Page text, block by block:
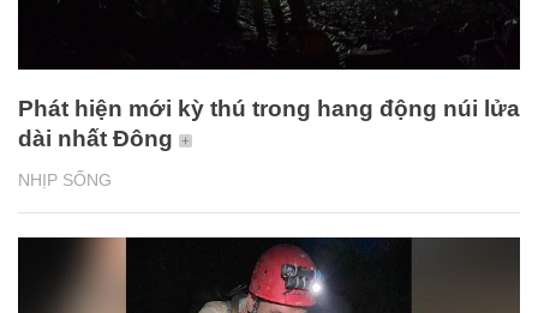
NHỊP SỐNG
Phát hiện mới kỳ thú trong hang động núi lửa
dài nhất Đông